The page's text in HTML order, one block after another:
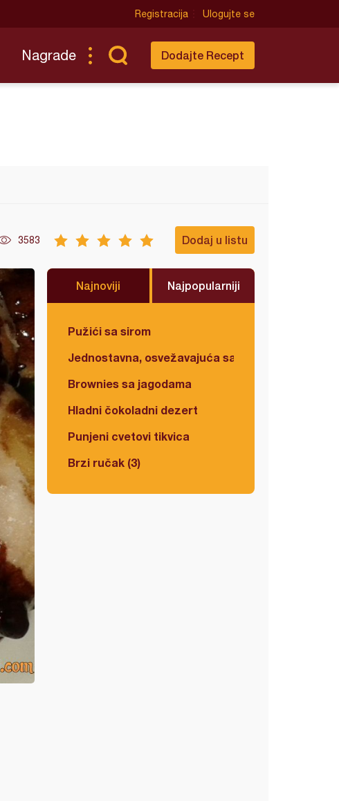
Registracija Ulogujte se
Nagrade Dodajte Recept
3583 Dodaj u listu
Najnoviji Najpopularniji
Pužići sa sirom
Jednostavna, osvežavajuća salata
Brownies sa jagodama
Hladni čokoladni dezert
Punjeni cvetovi tikvica
Brzi ručak (3)